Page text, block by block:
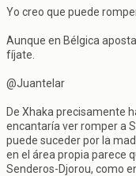
Yo creo que puede
Aunque en Bélgica
fíjate.
@Juantelar
De Xhaka precisamente
encantaría ver romper a
puede suceder por la
en el área propia parece
Senderos-Djorou, como